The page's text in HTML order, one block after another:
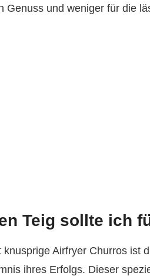
Genuss und weniger für die
Teig sollte ich
knusprige Airfryer Churros ist
ihres Erfolgs. Dieser